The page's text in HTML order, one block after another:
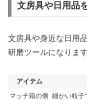
文房具や日用品
文房具や身近な日用
研磨ツールになります
アイテム
マッチ箱の側
細かい粒子